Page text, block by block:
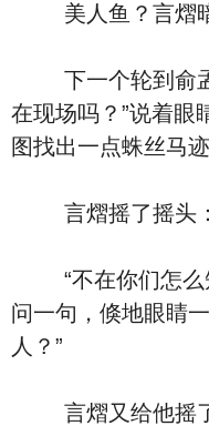
美人鱼？言熠暗
下一个轮到俞孟
在现场吗？”说着眼
图找出一点蛛丝马迹
言熠摇了摇头：
“不在你们怎么
问一句，倏地眼睛
人？”
言熠又给他摇了